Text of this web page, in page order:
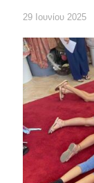
29 Ιουνίου 2025